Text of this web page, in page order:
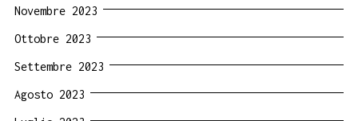
Novembre 2023
Ottobre 2023
Settembre 2023
Agosto 2023